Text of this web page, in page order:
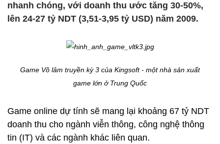
nhanh chóng, với doanh thu ước tăng 30-50%,
lên 24-27 tỷ NDT (3,51-3,95 tỷ USD) năm 2009.
Game Võ lâm truyền kỳ 3 của Kingsoft - một nhà sản xuất
game lớn ở Trung Quốc
Game online dự tính sẽ mang lại khoảng 67 tỷ NDT
doanh thu cho ngành viễn thông, công nghệ thông
tin (IT) và các ngành khác liên quan.